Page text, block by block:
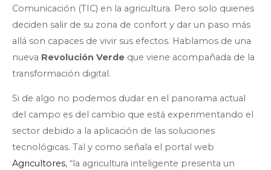
Comunicación (TIC) en la agricultura. Pero solo quienes
deciden salir de su zona de confort y dar un paso más
allá son capaces de vivir sus efectos. Hablamos de una
nueva Revolución Verde que viene acompañada de la
transformación digital.
Si de algo no podemos dudar en el panorama actual
del campo es del cambio que está experimentando el
sector debido a la aplicación de las soluciones
tecnológicas. Tal y como señala el portal web
Agricultores, “la agricultura inteligente presenta un